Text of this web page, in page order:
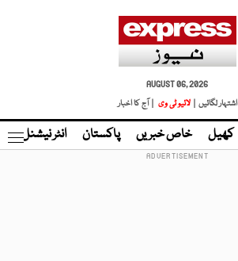
AUGUST 06, 2026
اشتہار لگائیں |
لائیو ٹی وی | آج کا اخبار
کھیل خاص خبریں پاکستان انٹر نیشنل